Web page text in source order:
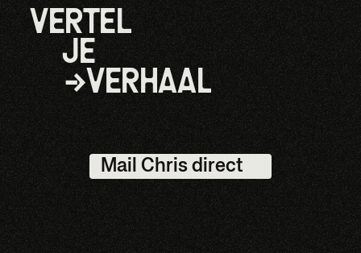
VERTEL
JE
→VERHAAL
Mail Chris direct